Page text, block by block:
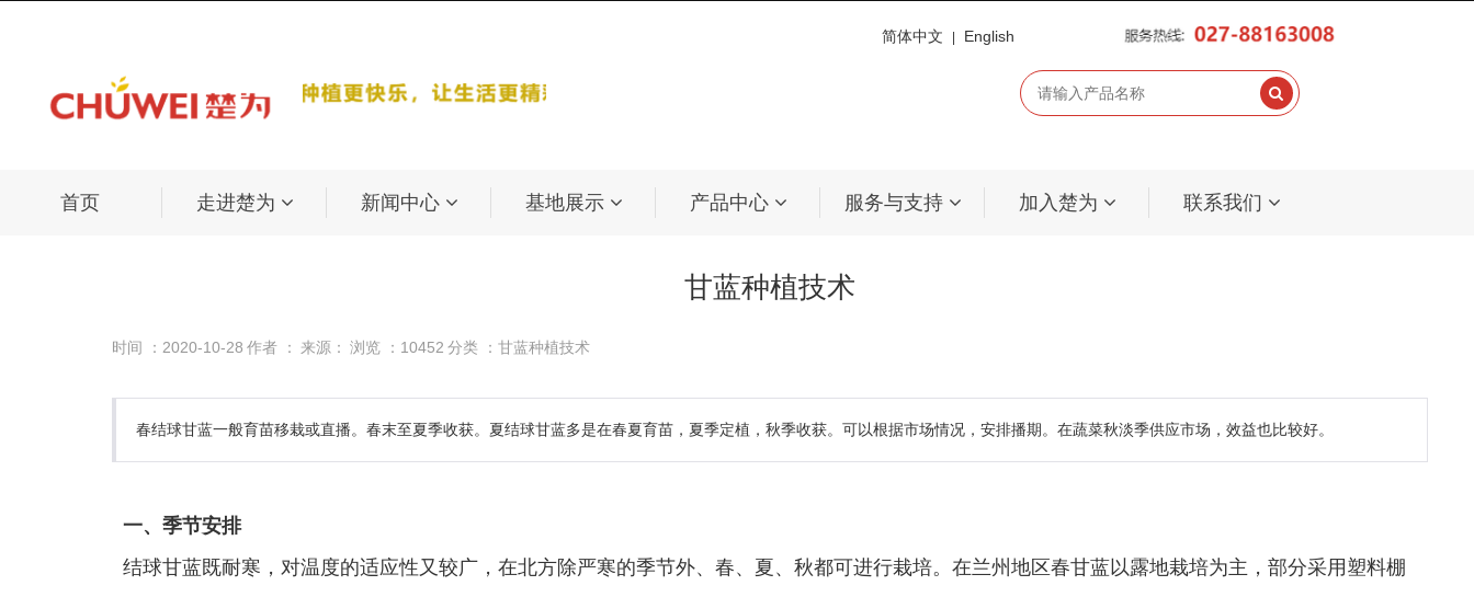
简体中文 English
首页 走进楚为 新闻中心 基地展示 产品中心 服务与支持 加入楚为 联系我们
甘蓝种植技术
时间 ：2020-10-28 作者 ： 来源： 浏览 ：10452 分类 ：甘蓝种植技术
春结球甘蓝一般育苗移栽或直播。春末至夏季收获。夏结球甘蓝多是在春夏育苗，夏季定植，秋季收获。可以根据市场情况，安排播期。在蔬菜秋淡季供应市场，效益也比较好。
一、季节安排
结球甘蓝既耐寒，对温度的适应性又较广，在北方除严寒的季节外、春、夏、秋都可进行栽培。在兰州地区春甘蓝以露地栽培为主，部分采用塑料棚